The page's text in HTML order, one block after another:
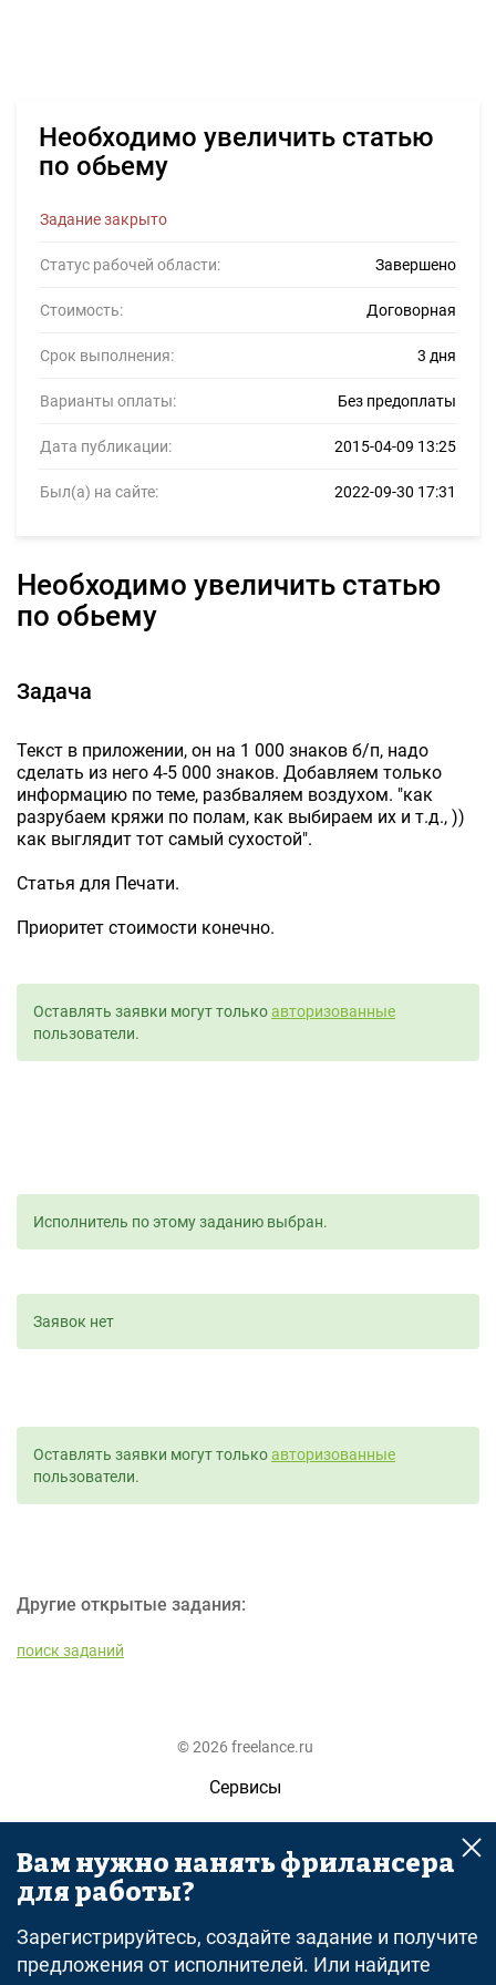
Необходимо увеличить статью
по обьему
Задание закрыто
Статус рабочей области: Завершено
Стоимость: Договорная
Срок выполнения: 3 дня
Варианты оплаты: Без предоплаты
Дата публикации: 2015-04-09 13:25
Был(а) на сайте: 2022-09-30 17:31
Необходимо увеличить статью
по обьему
Задача
Текст в приложении, он на 1 000 знаков б/п, надо
сделать из него 4-5 000 знаков. Добавляем только
информацию по теме, разбваляем воздухом. "как
разрубаем кряжи по полам, как выбираем их и т.д., ))
как выглядит тот самый сухостой".
Статья для Печати.
Приоритет стоимости конечно.
Оставлять заявки могут толькоавторизованные
пользователи.
Исполнитель по этому заданию выбран.
Заявок нет
Оставлять заявки могут толькоавторизованные
пользователи.
Другие открытые задания:
поиск заданий
© 2026 freelance.ru
Сервисы
Помощь
Поиск
Оферта
Вам нужно нанять фрилансера
для работы?
Зарегистрируйтесь, создайте задание и получите
предложения от исполнителей. Или найдите